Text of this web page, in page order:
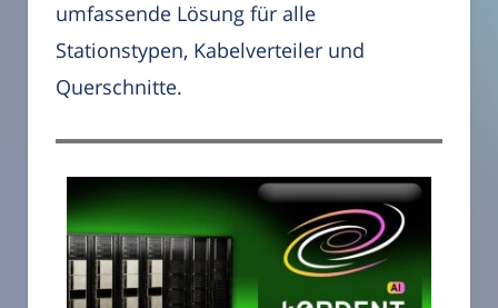
umfassende Lösung für alle
Stationstypen, Kabelverteiler und
Querschnitte.